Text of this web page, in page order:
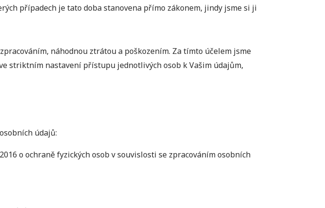
případech je tato doba stanovena přímo zákonem, jindy jsme si ji
náhodnou ztrátou a poškozením. Za tímto účelem jsme
striktním nastavení přístupu jednotlivých osob k Vašim údajům,
údajů:
o ochraně fyzických osob v souvislosti se zpracováním osobních